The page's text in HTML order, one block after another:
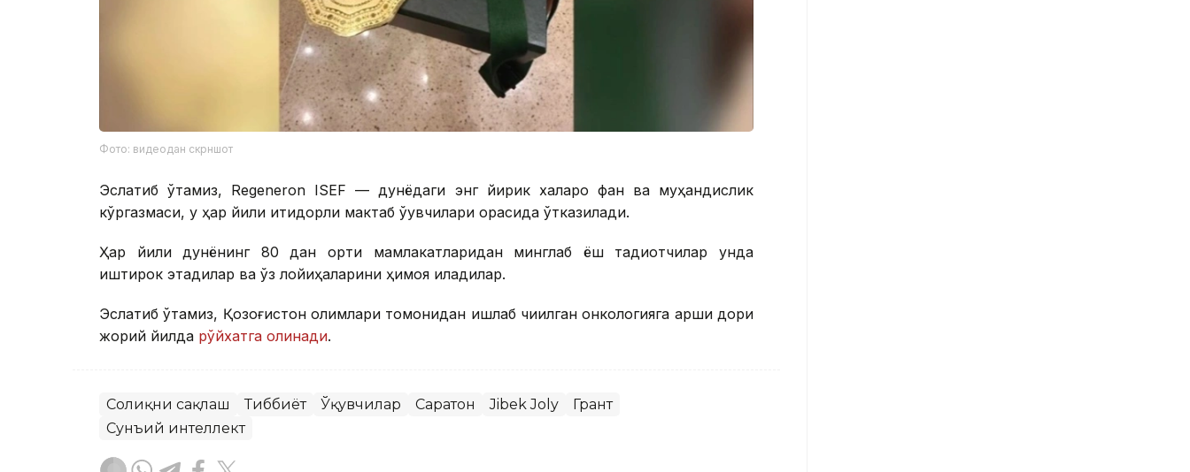
Фото: видеодан скрншот
Эслатиб ўтамиз, Regeneron ISEF — дунёдаги энг йирик халқаро фан ва муҳандислик
кўргазмаси, у ҳар йили иқтидорли мактаб ўқувчилари орасида ўтказилади.
Ҳар йили дунёнинг 80 дан ортиқ мамлакатларидан минглаб ёш тадқиқотчилар унда
иштирок этадилар ва ўз лойиҳаларини ҳимоя қиладилар.
Эслатиб ўтамиз, Қозоғистон олимлари томонидан ишлаб чиқилган онкологияга қарши дори
жорий йилда рўйхатга олинади.
Соғлиқни сақлаш Тиббиёт Ўқувчилар Саратон Jibek Joly
Грант
Сунъий интеллект